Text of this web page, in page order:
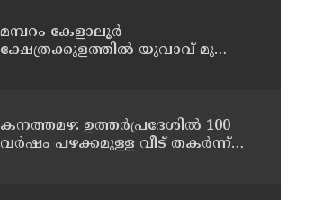
മമ്പറം കേളാലൂർ
ക്ഷേത്രക്കുളത്തിൽ യുവാവ് മുങ്ങി
കനത്തമഴ: ഉത്തര്‍പ്രദേശില്‍ 100
വര്‍ഷം പഴക്കമുള്ള വീട് തകര്‍ന്ന്